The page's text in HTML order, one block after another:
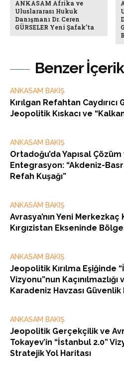
Benzer
ANKASAM BAKIŞ
Kırılgan Refahtan Caydırıcı
Jeopolitik Kıskacı ve
ANKASAM BAKIŞ
Ortadoğu’da Yapısal
Entegrasyon: “Akdeniz-
Refah Kuşağı”
ANKASAM BAKIŞ
Avrasya’nın Yeni
Kırgızistan Ekseninde
ANKASAM BAKIŞ
Jeopolitik Kırılma Eşiğinde
Vizyonu”nun
Karadeniz Havzası Güvenlik
ANKASAM BAKIŞ
Jeopolitik Gerçekçilik ve
Tokayev’in “İstanbul 2.0”
Stratejik Yol Haritası
ANKASAM Afrika ve
Uluslararası Hukuk
Danışmanı Dr. Ceren
GÜRSELER Yeni Şafak’ta